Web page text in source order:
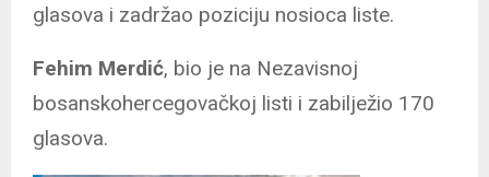
glasova i zadržao poziciju nosioca liste.
Fehim Merdić, bio je na Nezavisnoj
bosanskohercegovačkoj listi i zabilježio 170
glasova.